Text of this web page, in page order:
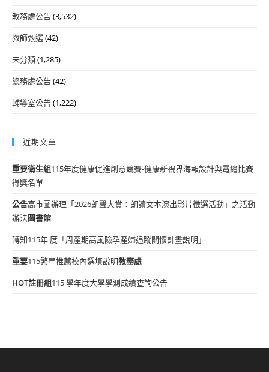
教務處公告(3,532)
教師甄選(42)
未分類(1,285)
總務處公告(42)
輔導室公告(1,222)
近期文章
重要衛生組115年度健康促進創意競賽-健康新視界海報設計與電繪比賽
得獎名單
公告高市圖辦理「2026朗聲大賞：朗讀文本演出影片徵選活動」之活動
辦法圖書館
轉知115年 度「周產期高風險孕產婦追蹤關懷計畫說明」
重要115繁星推薦校內選填說明教務處
HOT註冊組115 學年度大學學測成績查詢公告